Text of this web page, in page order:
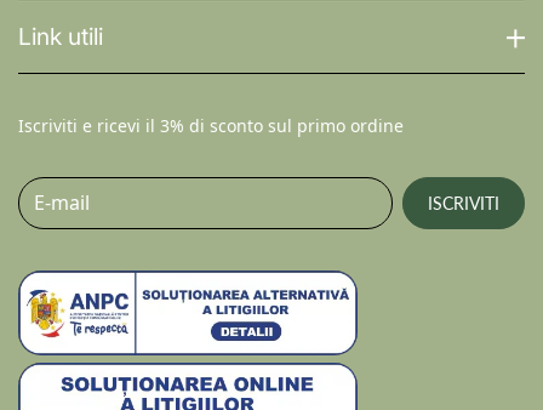
Link utili
Iscriviti e ricevi il 3% di sconto sul primo ordine
E-mail ISCRIVITI